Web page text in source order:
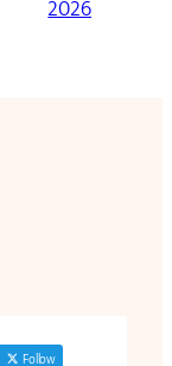
2026